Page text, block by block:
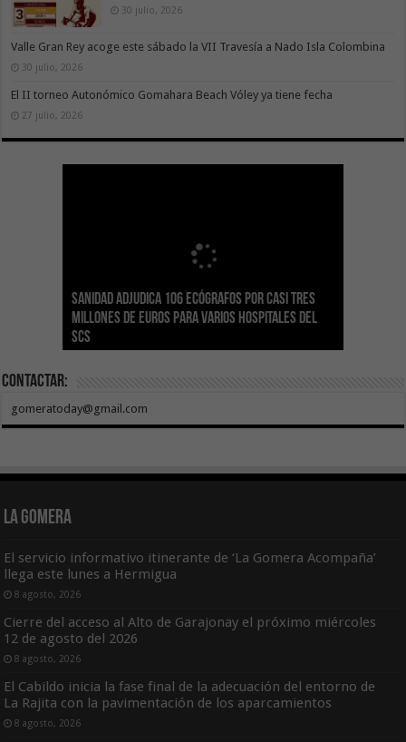
30 julio, 2026
Valle Gran Rey acoge este sábado la VII Travesía a Nado Isla Colombina
30 julio, 2026
El II torneo Autonómico Gomahara Beach Vóley ya tiene fecha
27 julio, 2026
Sanidad adjudica 106 ecógrafos por casi tres
millones de euros para varios hospitales del
SCS
Gesplan logra la máxima puntuación en el
Índice de Transparencia de Canarias por cuarto
año consecutivo
El Gobierno canario concede ayudas del
POSEICAN-Pesca al sector por valor de 7,09 M€
tras aumentar las cuantías
Transición Ecológica coordina con Ashotel su
adhesión a la Red de Refugios Climáticos de
Canarias
Visocan incorpora 170 pisos a su parque de
vivienda protegida en régimen de alquiler
asequible de Tenerife
Sanidad refuerza la capacidad diagnóstica de
los centros de salud con el impulso de la
ecografía clínica
Contactar:
gomeratoday@gmail.com
La Gomera
El servicio informativo itinerante de ‘La Gomera Acompaña’
llega este lunes a Hermigua
8 agosto, 2026
Cierre del acceso al Alto de Garajonay el próximo miércoles
12 de agosto del 2026
8 agosto, 2026
El Cabildo inicia la fase final de la adecuación del entorno de
La Rajita con la pavimentación de los aparcamientos
8 agosto, 2026